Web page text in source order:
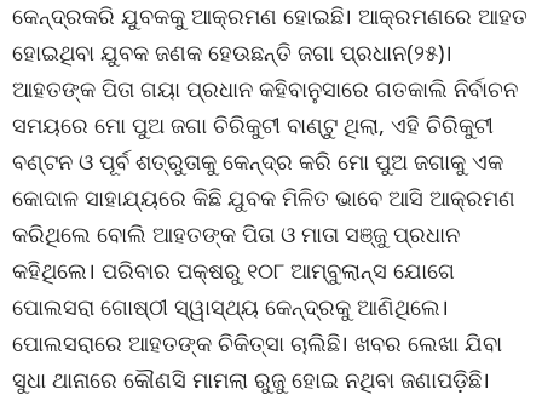
କେନ୍ଦ୍ରକରି ଯୁବକକୁ ଆକ୍ରମଣ ହୋଇଛି। ଆକ୍ରମଣରେ ଆହତ
ହୋଇଥିବା ଯୁବକ ଜଣକ ହେଉଛନ୍ତି ଜଗା ପ୍ରଧାନ(୨୫)।
ଆହତଙ୍କ ପିତା ଗୟା ପ୍ରଧାନ କହିବାନୁସାରେ ଗତକାଲି ନିର୍ବାଚନ
ସମୟରେ ମୋ ପୁଅ ଜଗା ଚିରିକୁଟୀ ବାଣ୍ଟୁ ଥିଲା, ଏହି ଚିରିକୁଟୀ
ବଣ୍ଟନ ଓ ପୂର୍ବ ଶତ୍ରୁତାକୁ କେନ୍ଦ୍ର କରି ମୋ ପୁଅ ଜଗାକୁ ଏକ
କୋଦାଳ ସାହାଯ୍ୟରେ କିଛି ଯୁବକ ମିଳିତ ଭାବେ ଆସି ଆକ୍ରମଣ
କରିଥିଲେ ବୋଲି ଆହତଙ୍କ ପିତା ଓ ମାତା ସଞ୍ଜୁ ପ୍ରଧାନ
କହିଥିଲେ। ପରିବାର ପକ୍ଷରୁ ୧୦୮ ଆମ୍ବୁଲାନ୍ସ ଯୋଗେ
ପୋଲସରା ଗୋଷ୍ଠୀ ସ୍ୱାସ୍ଥ୍ୟ କେନ୍ଦ୍ରକୁ ଆଣିଥିଲେ।
ପୋଲସରାରେ ଆହତଙ୍କ ଚିକିତ୍ସା ଚାଲିଛି। ଖବର ଲେଖା ଯିବା
ସୁଧା ଥାନାରେ କୌଣସି ମାମଲା ରୁଜୁ ହୋଇ ନଥିବା ଜଣାପଡ଼ିଛି।